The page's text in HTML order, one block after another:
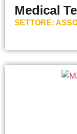
Medical
SETTORE: